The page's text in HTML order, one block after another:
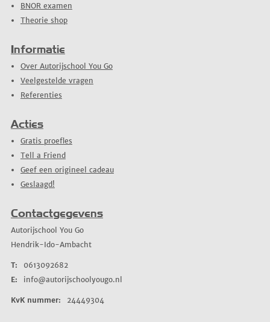
BNOR examen
Theorie shop
Informatie
Over Autorijschool You Go
Veelgestelde vragen
Referenties
Acties
Gratis proefles
Tell a Friend
Geef een origineel cadeau
Geslaagd!
Contactgegevens
Autorijschool You Go
Hendrik-Ido-Ambacht
T:
0613092682
E:
info@autorijschoolyougo.nl
KvK nummer: 24449304